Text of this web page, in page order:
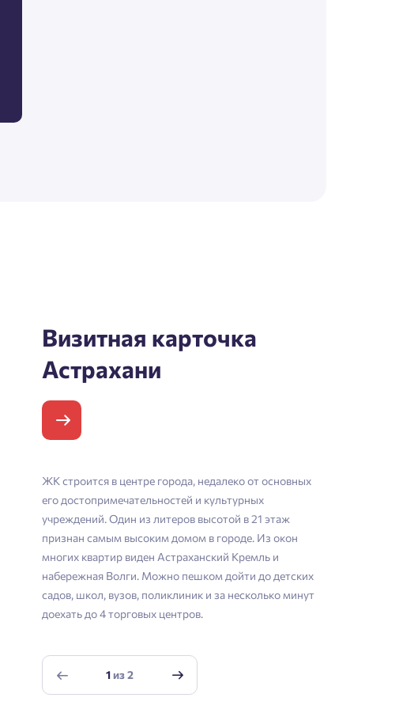
Визитная карточка
Астрахани
ЖК строится в центре города, недалеко от основных
его достопримечательностей и культурных
учреждений. Один из литеров высотой в 21 этаж
признан самым высоким домом в городе. Из окон
многих квартир виден Астраханский Кремль и
набережная Волги. Можно пешком дойти до детских
садов, школ, вузов, поликлиник и за несколько минут
доехать до 4 торговых центров.
1из2